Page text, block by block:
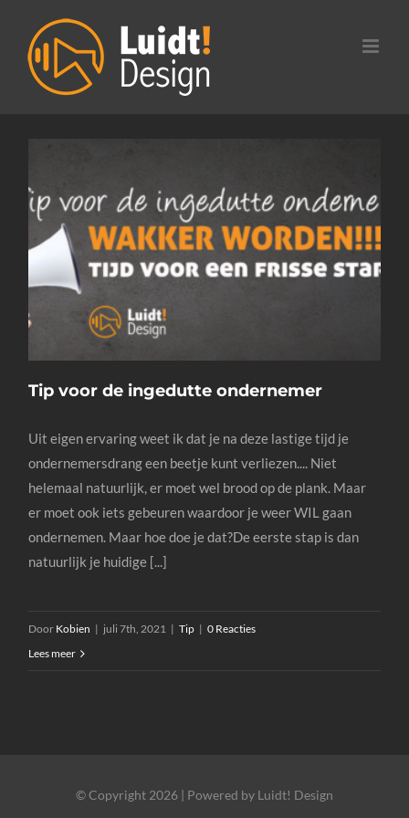
inhoud
Tip voor de ingedutte ondernemer
Uit eigen ervaring weet ik dat je na deze lastige tijd je
ondernemersdrang een beetje kunt verliezen.... Niet
helemaal natuurlijk, er moet wel brood op de plank. Maar
er moet ook iets gebeuren waardoor je weer WIL gaan
ondernemen. Maar hoe doe je dat?De eerste stap is dan
natuurlijk je huidige [...]
Door Kobien | juli 7th, 2021 | Tip | 0 Reacties
Lees meer
© Copyright 2026 | Powered by Luidt! Design